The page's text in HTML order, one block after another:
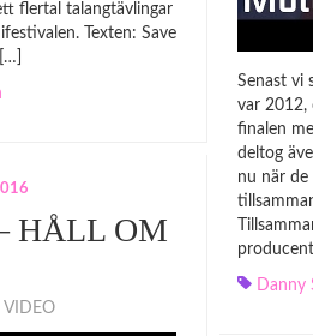
flertal talangtävlingar
Texten: Save
Senast vi
var 2012,
finalen
deltog
nu när
Danny
HÅLL OM
VIDEO